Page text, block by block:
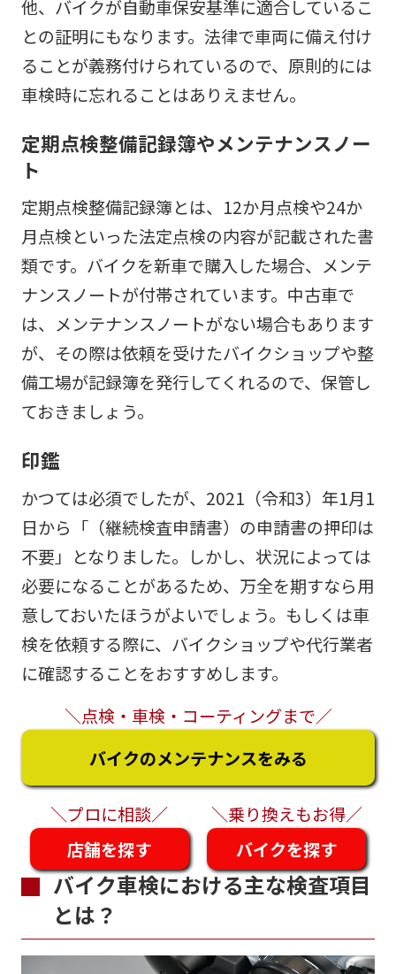
他、バイクが自動車保安基準に適合しているこ
との証明にもなります。法律で車両に備え付け
ることが義務付けられているので、原則的には
車検時に忘れることはありえません。
定期点検整備記録簿やメンテナンスノー
ト
定期点検整備記録簿とは、12か月点検や24か
月点検といった法定点検の内容が記載された書
類です。バイクを新車で購入した場合、メンテ
ナンスノートが付帯されています。中古車で
は、メンテナンスノートがない場合もあります
が、その際は依頼を受けたバイクショップや整
備工場が記録簿を発行してくれるので、保管し
ておきましょう。
印鑑
かつては必須でしたが、2021（令和3）年1月1
日から「（継続検査申請書）の申請書の押印は
不要」となりました。しかし、状況によっては
必要になることがあるため、万全を期すなら用
意しておいたほうがよいでしょう。もしくは車
検を依頼する際に、バイクショップや代行業者
に確認することをおすすめします。
＼点検・車検・コーティングまで／
バイクのメンテナンスをみる
＼プロに相談／
＼乗り換えもお得／
店舗を探す
バイクを探す
バイク車検における主な検査項目
とは？